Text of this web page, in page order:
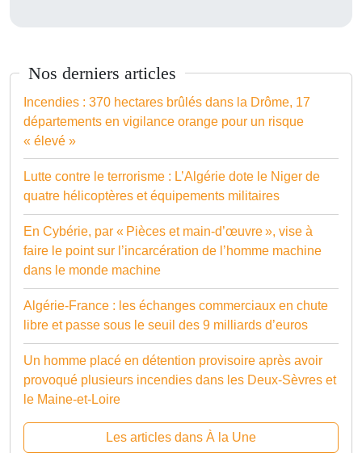
Nos derniers articles
Incendies : 370 hectares brûlés dans la Drôme, 17
départements en vigilance orange pour un risque
« élevé »
Lutte contre le terrorisme : L’Algérie dote le Niger de
quatre hélicoptères et équipements militaires
En Cybérie, par « Pièces et main-d’œuvre », vise à
faire le point sur l’incarcération de l’homme machine
dans le monde machine
Algérie-France : les échanges commerciaux en chute
libre et passe sous le seuil des 9 milliards d’euros
Un homme placé en détention provisoire après avoir
provoqué plusieurs incendies dans les Deux-Sèvres et
le Maine-et-Loire
Les articles dans À la Une